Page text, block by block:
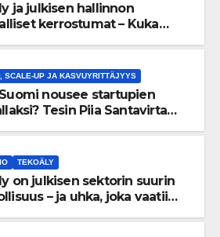
ja julkisen hallinnon
kerrostumat – Kuka
SCALE-UP JA KASVUYRITTÄJYYS
nousee startupien
Tesin Piia Santavirta
TEKOÄLY
on julkisen sektorin suurin
– ja uhka, joka vaatii